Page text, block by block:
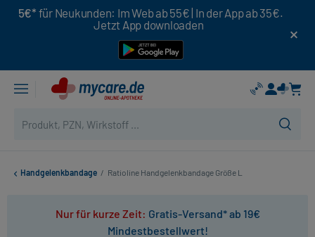
5€* für Neukunden: Im Web ab 55€ | In der App ab 35€.
Jetzt App downloaden
Handgelenkbandage / Ratioline Handgelenkbandage Größe L
Nur für kurze Zeit: Gratis-Versand* ab 19€
Mindestbestellwert!